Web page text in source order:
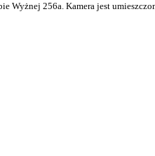
Wyżnej 256a. Kamera jest